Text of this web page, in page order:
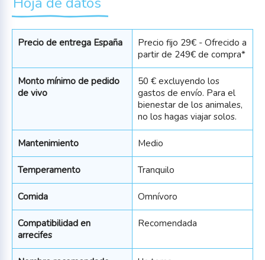
Precio de entrega España
Precio fijo 29€ - Ofrecido a
partir de 249€ de compra*
Monto mínimo de pedido
de vivo
50 € excluyendo los
gastos de envío. Para el
bienestar de los animales,
no los hagas viajar solos.
Mantenimiento Medio
Temperamento Tranquilo
Comida Omnívoro
Compatibilidad en
arrecifes
Recomendada